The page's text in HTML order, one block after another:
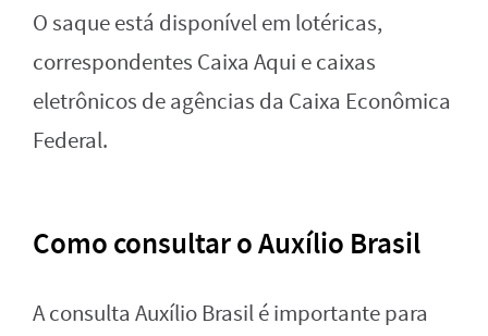
O saque está disponível em lotéricas,
correspondentes Caixa Aqui e caixas
eletrônicos de agências da Caixa Econômica
Federal.
Como consultar o Auxílio Brasil
A consulta Auxílio Brasil é importante para